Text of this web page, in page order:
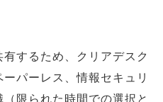
するため、クリアデスク
パーレス、情報セキュリ
限られた時間での選択と